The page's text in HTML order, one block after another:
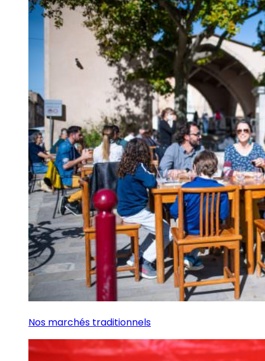
Nos marchés traditionnels